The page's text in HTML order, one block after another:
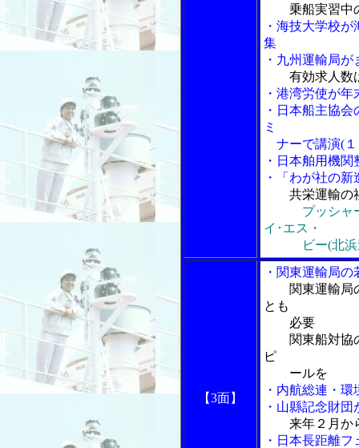
乗船実習中
・海技大学校
集
・九州運輸局
有効求人数
・港湾労使が
・日本船主協
ミ
ナーで講演(１
・日本舶用機
・「わが社の新
共栄運輸の
プッシャ
イ･エス・
ビー(北浜造
【3面】
・関東運輸局
関東運輸局
とも
必要
関東船対協の
ピ
ールを
・内航総連・
・山縣記念財
来年２月か
・日本長距離